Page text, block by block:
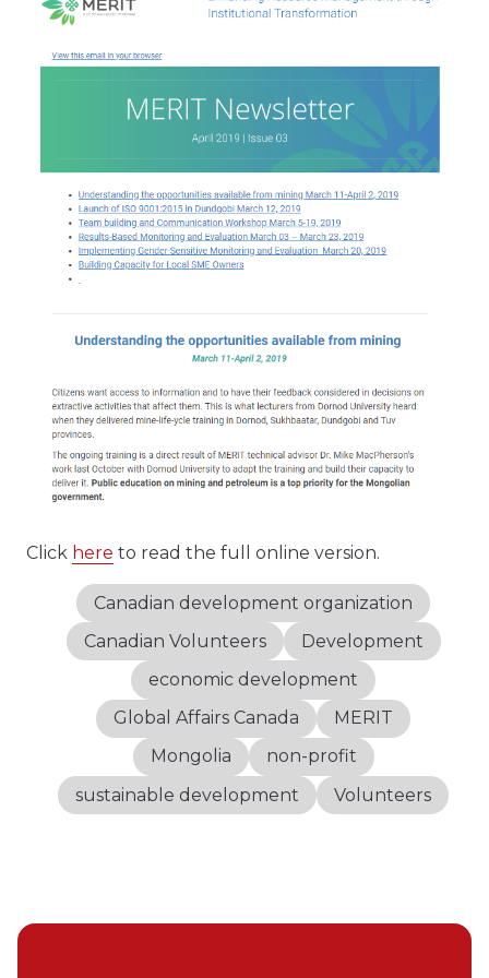
Click here to read the full online version.
Canadian development organization
Canadian Volunteers
Development
economic development
Global Affairs Canada
MERIT
Mongolia
non-profit
sustainable development
Volunteers